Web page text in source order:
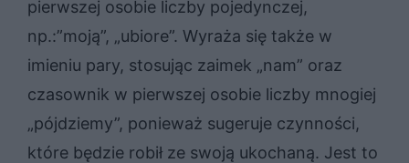
pierwszej osobie liczby pojedynczej,
np.:”moją”, „ubiore”. Wyraża się także w
imieniu pary, stosując zaimek „nam” oraz
czasownik w pierwszej osobie liczby mnogiej
„pójdziemy”, ponieważ sugeruje czynności,
które będzie robił ze swoją ukochaną. Jest to